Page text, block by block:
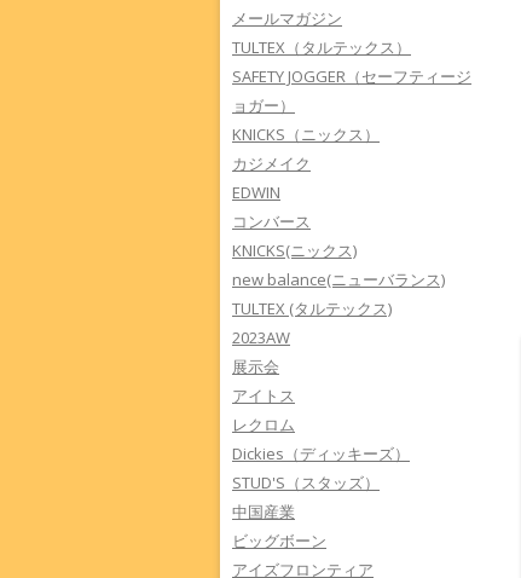
メールマガジン
TULTEX（タルテックス）
SAFETY JOGGER（セーフティージ
ョガー）
KNICKS（ニックス）
カジメイク
EDWIN
コンバース
KNICKS(ニックス)
new balance(ニューバランス)
TULTEX (タルテックス)
2023AW
展示会
アイトス
レクロム
Dickies（ディッキーズ）
STUD'S（スタッズ）
中国産業
ビッグボーン
アイズフロンティア